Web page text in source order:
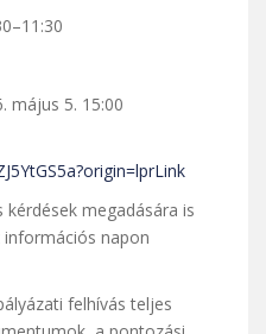
május 5. 15:00
megadására is
napon
felhívás teljes